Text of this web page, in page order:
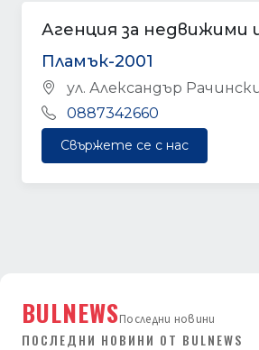
Агенция за недвижими
Пламък-2001
ул. Александър
0887342660
Свържете се с нас
BULNEWSПоследни новини
ПОСЛЕДНИ НОВИНИ ОТ BULNEWS